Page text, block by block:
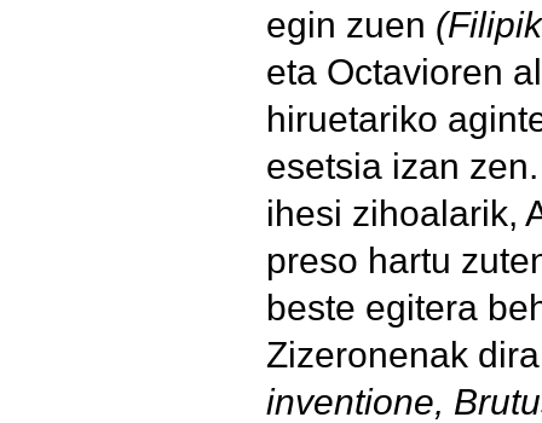
egin zuen
eta Octavioren
hiruetariko
esetsia izan
ihesi zihoalarik,
preso hartu
beste egitera
Zizeronenak
inventione,